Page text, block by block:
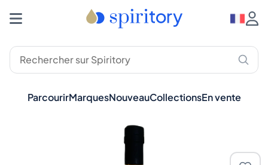
ParcourirMarquesNouveauCollectionsEn vente